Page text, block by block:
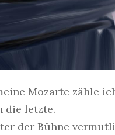
Mozarte zähle
die letzte.
der Bühne